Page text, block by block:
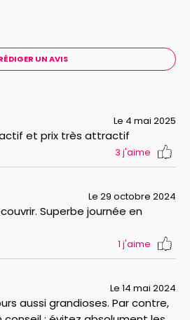
UN AVIS
Le 4 mai 2025
et prix très attractif
3 j'aime
Le 29 octobre 2024
Superbe journée en
1 j'aime
Le 14 mai 2024
aussi grandioses. Par contre,